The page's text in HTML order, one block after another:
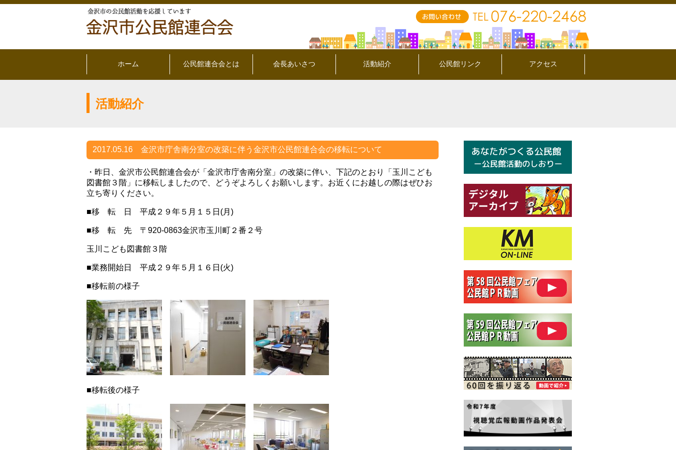
ホーム 公民館連合会とは 会長あいさつ 活動紹介 公民館リンク アクセス
活動紹介
2017.05.16 金沢市庁舎南分室の改築に伴う金沢市公民館連合会の移転について
・昨日、金沢市公民館連合会が「金沢市庁舎南分室」の改築に伴い、下記のとおり「玉川こども
図書館３階」に移転しましたので、どうぞよろしくお願いします。お近くにお越しの際はぜひお
立ち寄りください。
■移 転 日 平成２９年５月１５日(月)
■移 転 先 〒920-0863金沢市玉川町２番２号
玉川こども図書館３階
■業務開始日 平成２９年５月１６日(火)
■移転前の様子
■移転後の様子